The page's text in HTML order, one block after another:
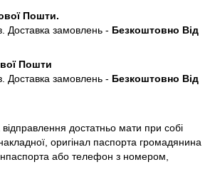
Пошти.
Доставка замовлень - Безкоштовно Від
Пошти
Доставка замовлень - Безкоштовно Від
достатньо мати при собі
оригінал паспорта громадянина
або телефон з номером,